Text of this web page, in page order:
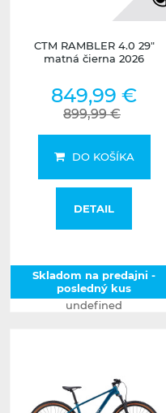
CTM RAMBLER 4.0 29"
matná čierna 2026
849,99 €
899,99 €
DO KOŠÍKA
DETAIL
Skladom na predajni -
posledný kus
undefined